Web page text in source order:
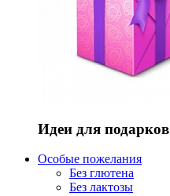
Идеи для подарков
Особые пожелания
Без глютена
Без лактозы